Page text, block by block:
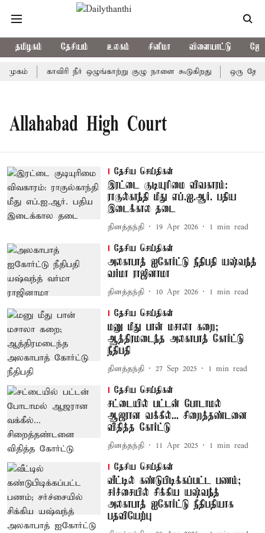
தமிழகம் தேசியம் உலகம் சினிமா விளையாட்டு
காவிரி நீர் ஒழுங்காற்று குழு நாளை கூடுகிறது ஒரு
Allahabad High Court
தேசிய செய்திகள்
இரட்டை குடியுரிமை விவகாரம்:
ராகுல்காந்தி மீது எப்.ஐ.ஆர். பதிய
இடைக்கால தடை
தினத்தந்தி 19 Apr 2026 1 min read
தேசிய செய்திகள்
அலகாபாத் ஐகோர்ட்டு நீதிபதி யஷ்வந்த்
வர்மா ராஜினாமா
தினத்தந்தி 10 Apr 2026 1 min read
தேசிய செய்திகள்
மனு மீது பான் மசாலா கறை;
ஆத்திரமடைந்த அலகாபாத் கோர்ட்டு
நீதிபதி
தினத்தந்தி 27 Sep 2025 1 min read
தேசிய செய்திகள்
சட்டையில் பட்டன் போடாமல்
ஆஜரான வக்கீல்... சிறைத்தண்டனை
விதித்த கோர்ட்டு
தினத்தந்தி 11 Apr 2025 1 min read
தேசிய செய்திகள்
வீட்டில் கண்டுபிடிக்கப்பட்ட பணம்;
சர்ச்சையில் சிக்கிய யஷ்வந்த்
அலகாபாத் ஐகோர்ட்டு நீதிபதியாக
பதவியேற்பு